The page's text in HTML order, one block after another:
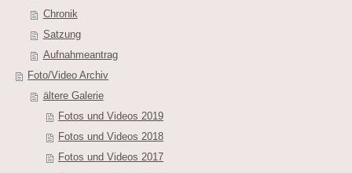
Chronik
Satzung
Aufnahmeantrag
Foto/Video Archiv
ältere Galerie
Fotos und Videos 2019
Fotos und Videos 2018
Fotos und Videos 2017